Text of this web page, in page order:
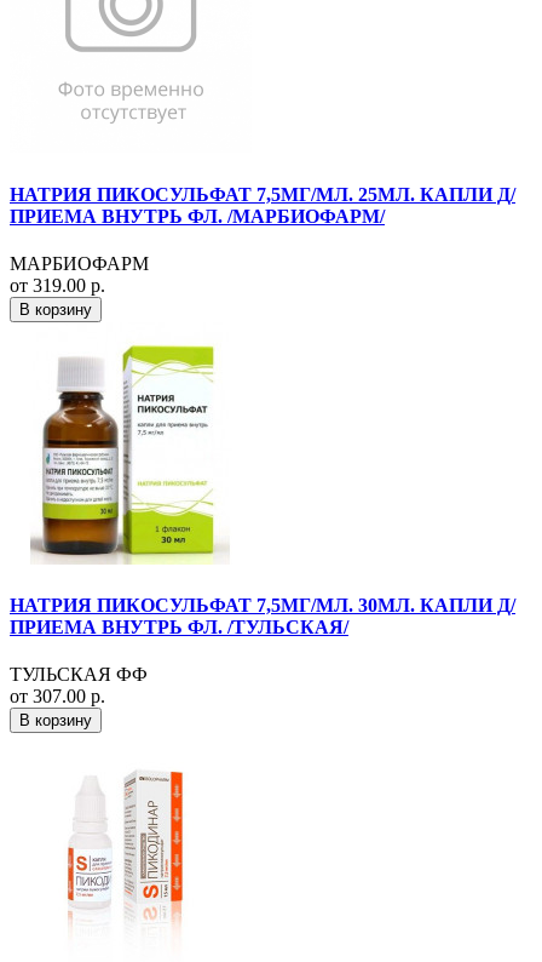
НАТРИЯ ПИКОСУЛЬФАТ 7,5МГ/МЛ. 25МЛ. КАПЛИ Д/
ПРИЕМА ВНУТРЬ ФЛ. /МАРБИОФАРМ/
МАРБИОФАРМ
от 319.00 р.
В корзину
НАТРИЯ ПИКОСУЛЬФАТ 7,5МГ/МЛ. 30МЛ. КАПЛИ Д/
ПРИЕМА ВНУТРЬ ФЛ. /ТУЛЬСКАЯ/
ТУЛЬСКАЯ ФФ
от 307.00 р.
В корзину